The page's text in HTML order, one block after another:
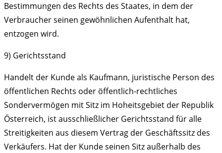
Bestimmungen des Rechts des Staates, in dem der
Verbraucher seinen gewöhnlichen Aufenthalt hat,
entzogen wird.
9) Gerichtsstand
Handelt der Kunde als Kaufmann, juristische Person des
öffentlichen Rechts oder öffentlich-rechtliches
Sondervermögen mit Sitz im Hoheitsgebiet der Republik
Österreich, ist ausschließlicher Gerichtsstand für alle
Streitigkeiten aus diesem Vertrag der Geschäftssitz des
Verkäufers. Hat der Kunde seinen Sitz außerhalb des